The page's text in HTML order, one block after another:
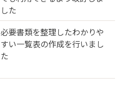
した
必要書類を整理したわかりや
すい一覧表の作成を行いまし
た